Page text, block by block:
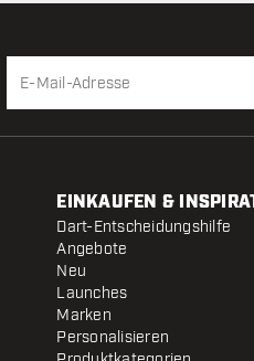
EINKAUFEN &
Dart-Entscheidungshilfe
Angebote
Neu
Launches
Marken
Personalisieren